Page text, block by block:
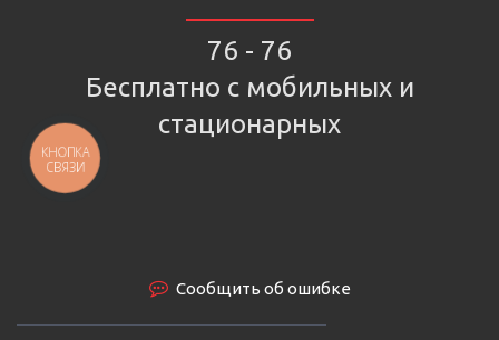
76 - 76
Бесплатно с мобильных и
стационарных
Сообщить об ошибке
КНОПКА
СВЯЗИ